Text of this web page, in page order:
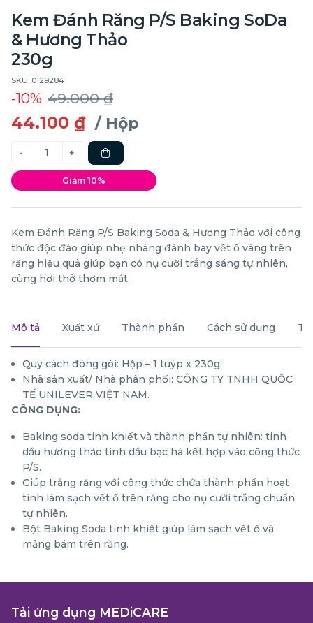
Kem Đánh Răng P/S Baking SoDa
& Hương Thảo
230g
SKU: 0129284
-10% 49.000 ₫
44.100 ₫ / Hộp
Giảm 10%
Kem Đánh Răng P/S Baking Soda & Hương Thảo với công
thức độc đáo giúp nhẹ nhàng đánh bay vết ố vàng trên
răng hiệu quả giúp bạn có nụ cười trắng sáng tự nhiên,
cùng hơi thở thơm mát.
Mô tả Xuất xứ Thành phần Cách sử dụng
Quy cách đóng gói: Hộp – 1 tuýp x 230g.
Nhà sản xuất/ Nhà phân phối: CÔNG TY TNHH QUỐC
TẾ UNILEVER VIỆT NAM.
CÔNG DỤNG:
Baking soda tinh khiết và thành phần tự nhiên: tinh
dầu hương thảo tinh dầu bạc hà kết hợp vào công thức
P/S.
Giúp trắng răng với công thức chứa thành phần hoạt
tính làm sạch vết ố trên răng cho nụ cười trắng chuẩn
tự nhiên.
Bột Baking Soda tinh khiết giúp làm sạch vết ố và
mảng bám trên răng.
Tải ứng dụng MEDiCARE